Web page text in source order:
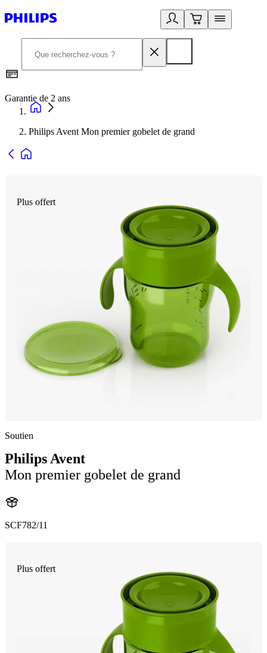
Garantie de 2 ans
Philips Avent Mon premier gobelet de grand
Plus offert
Soutien
Philips Avent
Mon premier gobelet de grand
SCF782/11
Plus offert